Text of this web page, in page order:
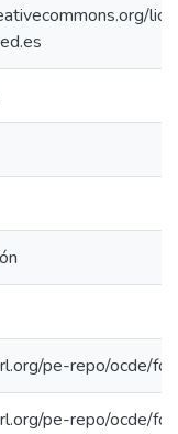
pe-repo/ocde/
pe-repo/ocde/